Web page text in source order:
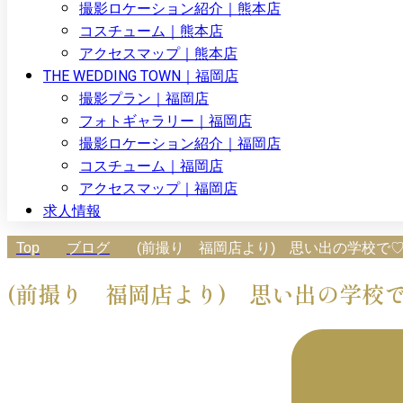
撮影ロケーション紹介｜熊本店
コスチューム｜熊本店
アクセスマップ｜熊本店
THE WEDDING TOWN｜福岡店
撮影プラン｜福岡店
フォトギャラリー｜福岡店
撮影ロケーション紹介｜福岡店
コスチューム｜福岡店
アクセスマップ｜福岡店
求人情報
Top ブログ (前撮り 福岡店より) 思い出の学校で
(前撮り 福岡店より) 思い出の学校